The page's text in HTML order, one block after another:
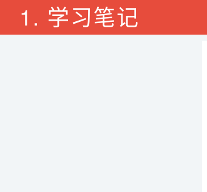
1. 学习笔记